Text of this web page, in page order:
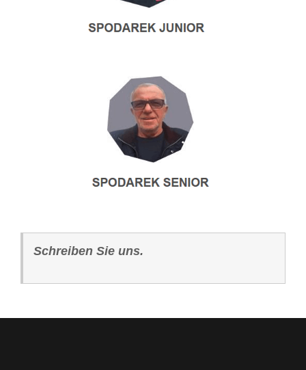
Schreiben Sie uns.